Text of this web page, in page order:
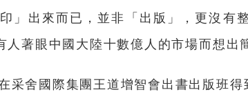
」出來而已，並非「出版」，更沒有
人著眼中國大陸十數億人的市場而想出
采舍國際集團王道增智會出書出版班得